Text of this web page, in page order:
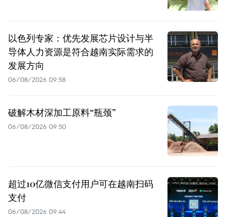
以色列专家：优先发展芯片设计与半
导体人力资源是符合越南实际需求的
发展方向
06/08/2026 09:58
破解木材深加工原料“瓶颈”
06/08/2026 09:50
超过10亿微信支付用户可在越南扫码
支付
06/08/2026 09:44